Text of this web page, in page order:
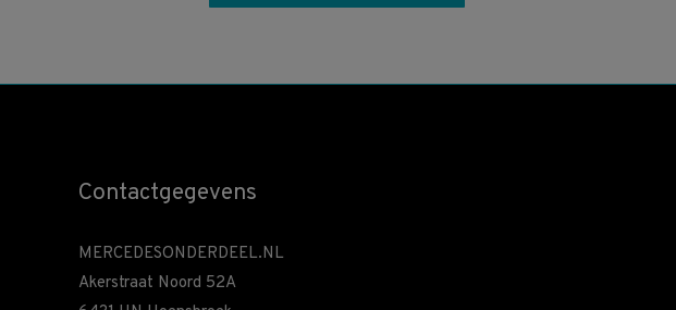
Contactgegevens
MERCEDESONDERDEEL.NL
Akerstraat Noord 52A